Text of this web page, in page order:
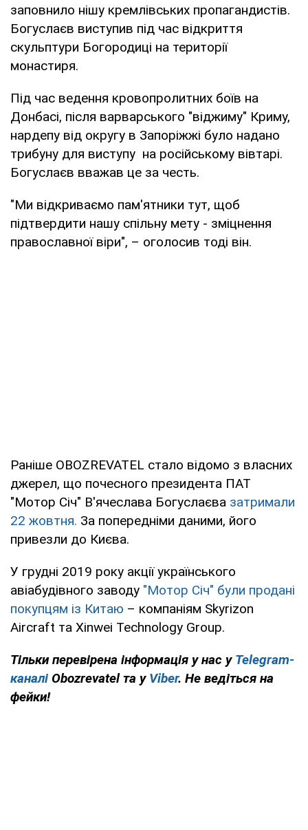
заповнило нішу кремлівських пропагандистів.
Богуслаєв виступив під час відкриття
скульптури Богородиці на території
монастиря.
Під час ведення кровопролитних боїв на
Донбасі, після варварського "віджиму" Криму,
нардепу від округу в Запоріжжі було надано
трибуну для виступу на російському вівтарі.
Богуслаєв вважав це за честь.
"Ми відкриваємо пам'ятники тут, щоб
підтвердити нашу спільну мету - зміцнення
православної віри", – оголосив тоді він.
Раніше OBOZREVATEL стало відомо з власних
джерел, що почесного президента ПАТ
"Мотор Січ" В'ячеслава Богуслаєва затримали
22 жовтня. За попередніми даними, його
привезли до Києва.
У грудні 2019 року акції українського
авіабудівного заводу "Мотор Січ" були продані
покупцям із Китаю – компаніям Skyrizon
Aircraft та Xinwei Technology Group.
Тільки перевірена інформація у нас у Telegram-
каналі Obozrevatel та у Viber. Не ведіться на
фейки!